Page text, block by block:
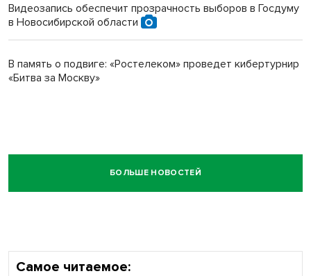
Видеозапись обеспечит прозрачность выборов в Госдуму
в Новосибирской области
В память о подвиге: «Ростелеком» проведет кибертурнир
«Битва за Москву»
БОЛЬШЕ НОВОСТЕЙ
Самое читаемое: